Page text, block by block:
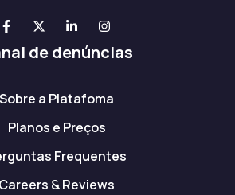
de denúncias
Sobre a Platafoma
Planos e Preços
Frequentes
Careers & Reviews